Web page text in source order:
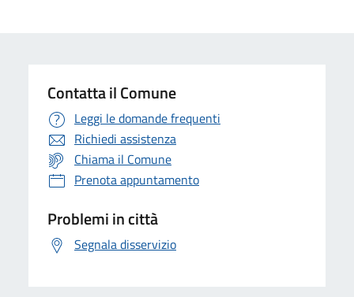
Contatta il Comune
Leggi le domande frequenti
Richiedi assistenza
Chiama il Comune
Prenota appuntamento
Problemi in città
Segnala disservizio